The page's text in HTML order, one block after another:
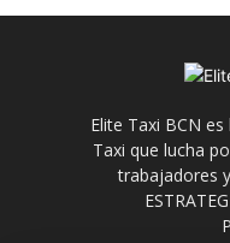
Elite Taxi BCN
Taxi que lucha
trabajadores